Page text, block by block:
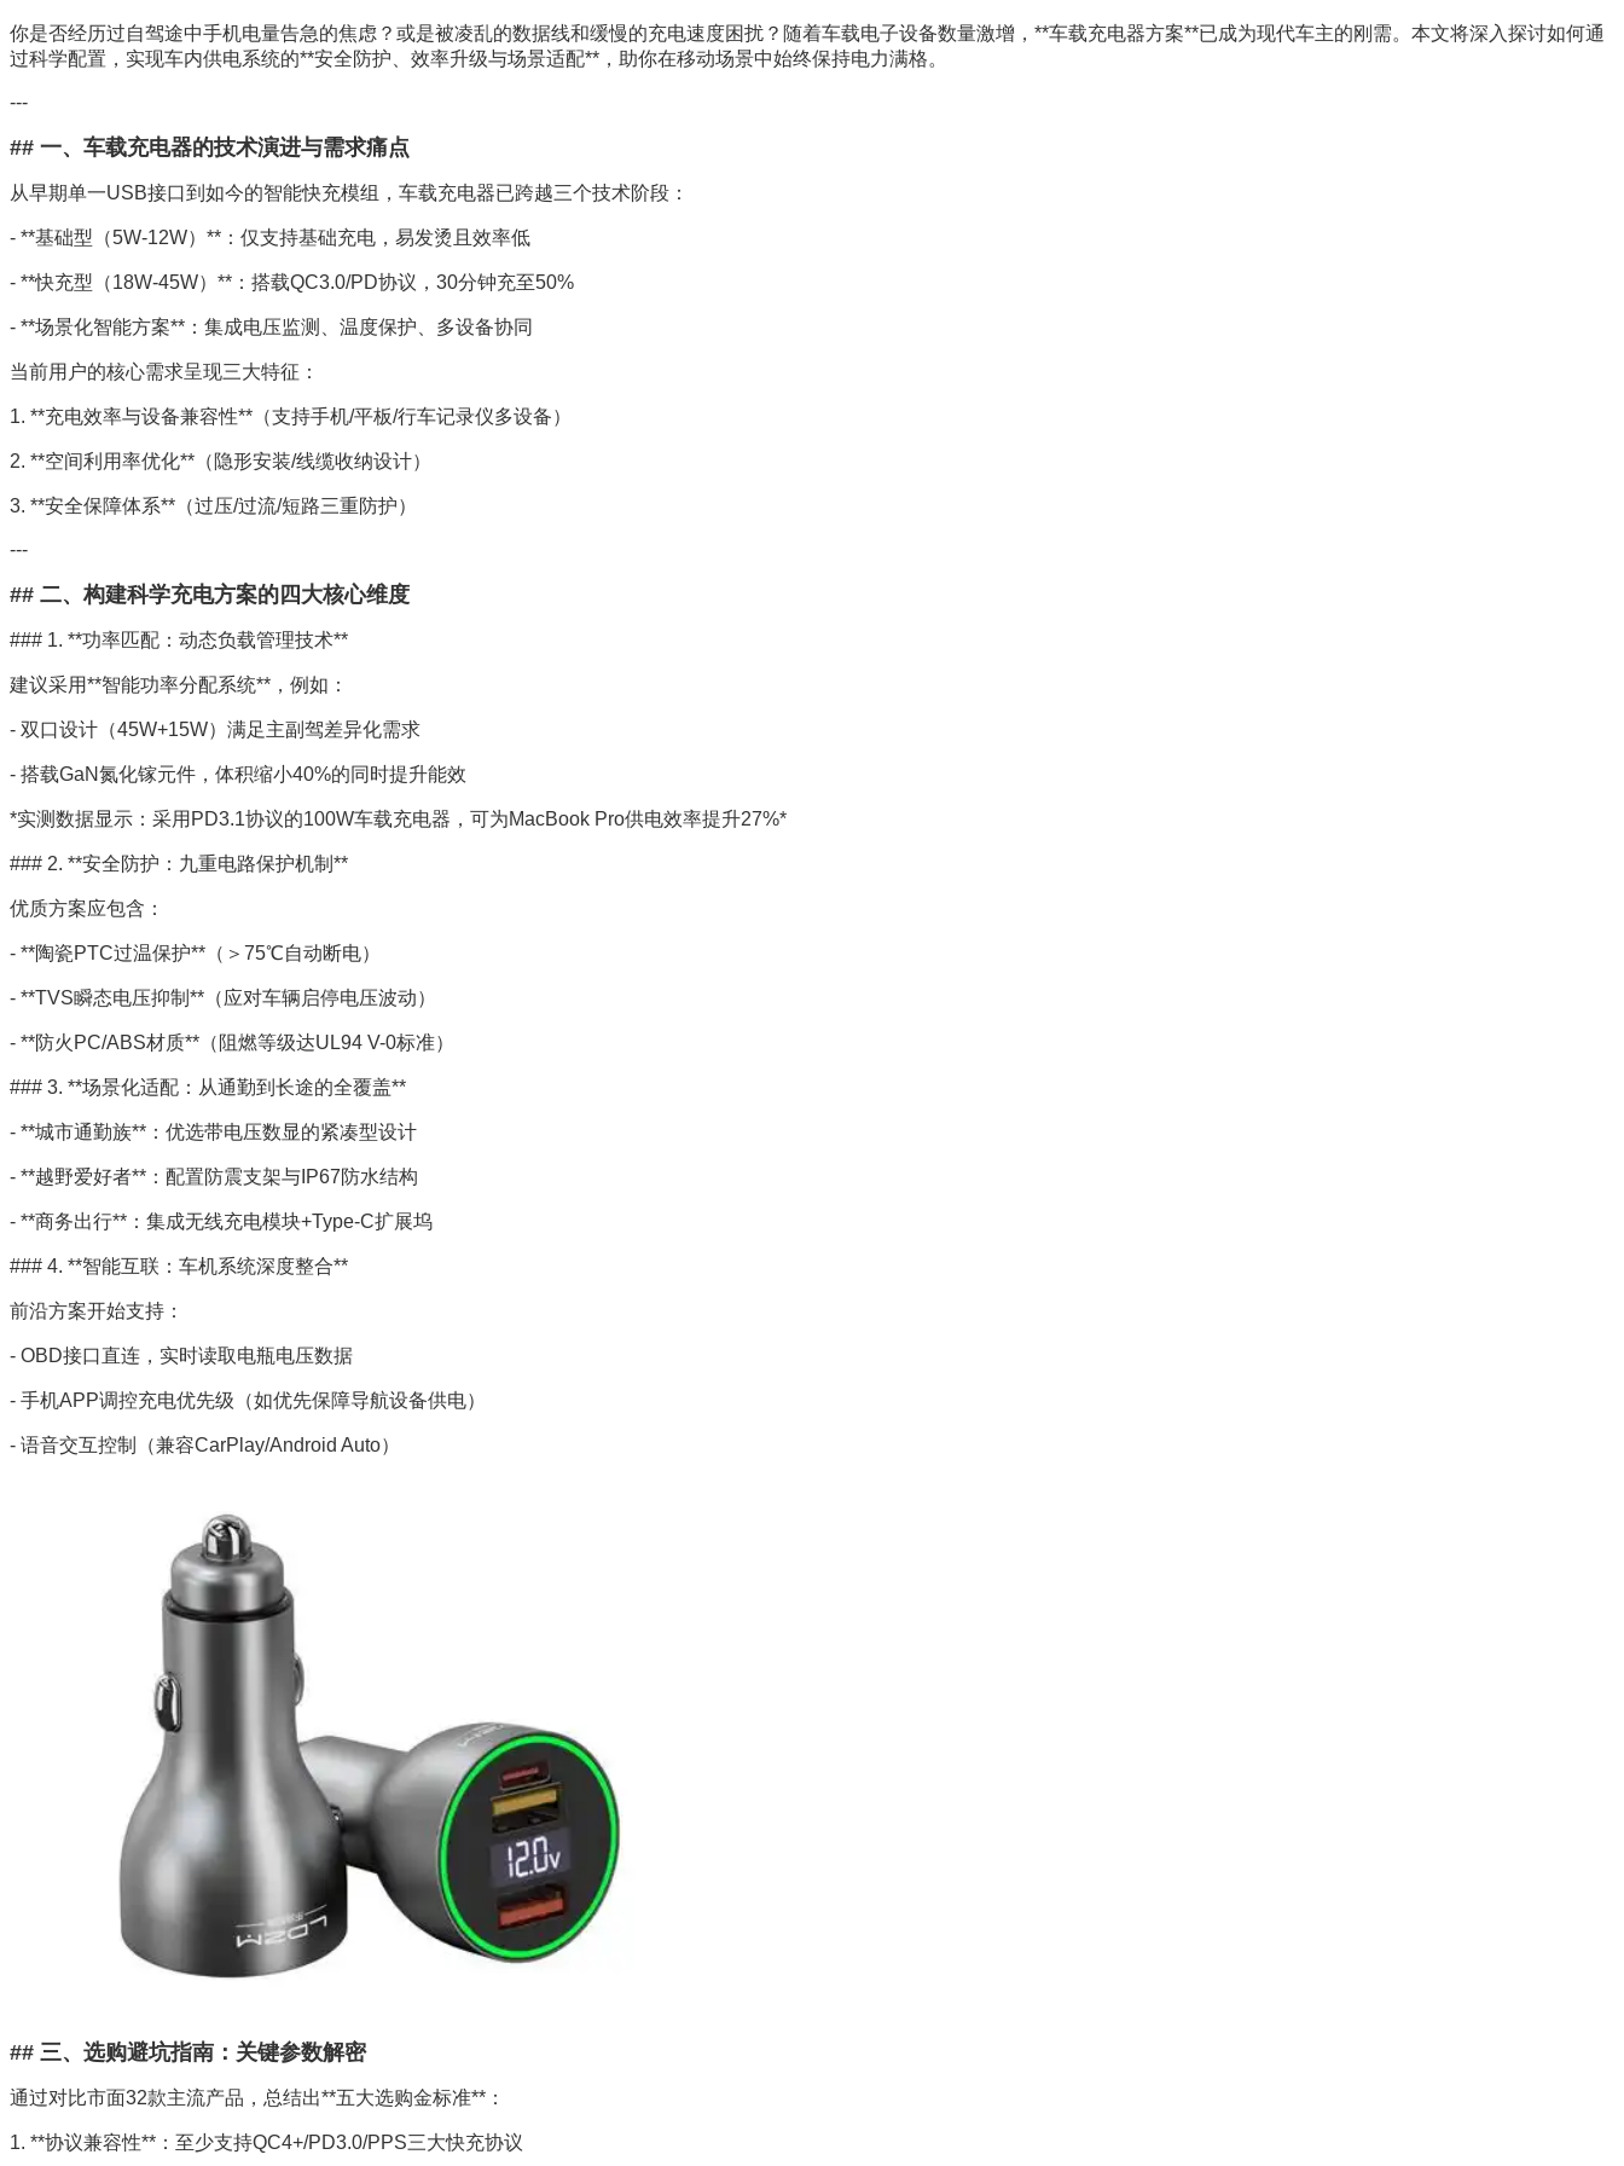
你是否经历过自驾途中手机电量告急的焦虑？或是被凌乱的数据线和缓慢的充电速度困扰？随着车载电子设备数量激增，**车载充电器方案**已成为现代车主的刚需。本文将深入探讨如何通
过科学配置，实现车内供电系统的**安全防护、效率升级与场景适配**，助你在移动场景中始终保持电力满格。
---
## 一、车载充电器的技术演进与需求痛点
从早期单一USB接口到如今的智能快充模组，车载充电器已跨越三个技术阶段：
- **基础型（5W-12W）**：仅支持基础充电，易发烫且效率低
- **快充型（18W-45W）**：搭载QC3.0/PD协议，30分钟充至50%
- **场景化智能方案**：集成电压监测、温度保护、多设备协同
当前用户的核心需求呈现三大特征：
1. **充电效率与设备兼容性**（支持手机/平板/行车记录仪多设备）
2. **空间利用率优化**（隐形安装/线缆收纳设计）
3. **安全保障体系**（过压/过流/短路三重防护）
---
## 二、构建科学充电方案的四大核心维度
### 1. **功率匹配：动态负载管理技术**
建议采用**智能功率分配系统**，例如：
- 双口设计（45W+15W）满足主副驾差异化需求
- 搭载GaN氮化镓元件，体积缩小40%的同时提升能效
*实测数据显示：采用PD3.1协议的100W车载充电器，可为MacBook Pro供电效率提升27%*
### 2. **安全防护：九重电路保护机制**
优质方案应包含：
- **陶瓷PTC过温保护**（＞75℃自动断电）
- **TVS瞬态电压抑制**（应对车辆启停电压波动）
- **防火PC/ABS材质**（阻燃等级达UL94 V-0标准）
### 3. **场景化适配：从通勤到长途的全覆盖**
- **城市通勤族**：优选带电压数显的紧凑型设计
- **越野爱好者**：配置防震支架与IP67防水结构
- **商务出行**：集成无线充电模块+Type-C扩展坞
### 4. **智能互联：车机系统深度整合**
前沿方案开始支持：
- OBD接口直连，实时读取电瓶电压数据
- 手机APP调控充电优先级（如优先保障导航设备供电）
- 语音交互控制（兼容CarPlay/Android Auto）
## 三、选购避坑指南：关键参数解密
通过对比市面32款主流产品，总结出**五大选购金标准**：
1. **协议兼容性**：至少支持QC4+/PD3.0/PPS三大快充协议